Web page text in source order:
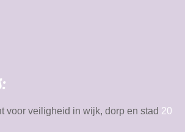
voor veiligheid in wijk, dorp en stad 20